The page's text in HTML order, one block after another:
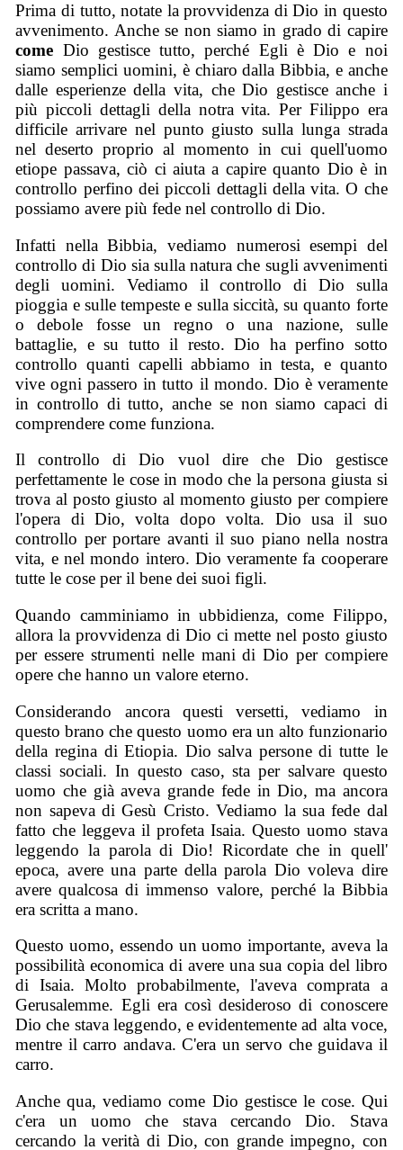
Prima di tutto, notate la provvidenza di Dio in questo
avvenimento. Anche se non siamo in grado di capire
come Dio gestisce tutto, perché Egli è Dio e noi
siamo semplici uomini, è chiaro dalla Bibbia, e anche
dalle esperienze della vita, che Dio gestisce anche i
più piccoli dettagli della notra vita. Per Filippo era
difficile arrivare nel punto giusto sulla lunga strada
nel deserto proprio al momento in cui quell'uomo
etiope passava, ciò ci aiuta a capire quanto Dio è in
controllo perfino dei piccoli dettagli della vita. O che
possiamo avere più fede nel controllo di Dio.
Infatti nella Bibbia, vediamo numerosi esempi del
controllo di Dio sia sulla natura che sugli avvenimenti
degli uomini. Vediamo il controllo di Dio sulla
pioggia e sulle tempeste e sulla siccità, su quanto forte
o debole fosse un regno o una nazione, sulle
battaglie, e su tutto il resto. Dio ha perfino sotto
controllo quanti capelli abbiamo in testa, e quanto
vive ogni passero in tutto il mondo. Dio è veramente
in controllo di tutto, anche se non siamo capaci di
comprendere come funziona.
Il controllo di Dio vuol dire che Dio gestisce
perfettamente le cose in modo che la persona giusta si
trova al posto giusto al momento giusto per compiere
l'opera di Dio, volta dopo volta. Dio usa il suo
controllo per portare avanti il suo piano nella nostra
vita, e nel mondo intero. Dio veramente fa cooperare
tutte le cose per il bene dei suoi figli.
Quando camminiamo in ubbidienza, come Filippo,
allora la provvidenza di Dio ci mette nel posto giusto
per essere strumenti nelle mani di Dio per compiere
opere che hanno un valore eterno.
Considerando ancora questi versetti, vediamo in
questo brano che questo uomo era un alto funzionario
della regina di Etiopia. Dio salva persone di tutte le
classi sociali. In questo caso, sta per salvare questo
uomo che già aveva grande fede in Dio, ma ancora
non sapeva di Gesù Cristo. Vediamo la sua fede dal
fatto che leggeva il profeta Isaia. Questo uomo stava
leggendo la parola di Dio! Ricordate che in quell'
epoca, avere una parte della parola Dio voleva dire
avere qualcosa di immenso valore, perché la Bibbia
era scritta a mano.
Questo uomo, essendo un uomo importante, aveva la
possibilità economica di avere una sua copia del libro
di Isaia. Molto probabilmente, l'aveva comprata a
Gerusalemme. Egli era così desideroso di conoscere
Dio che stava leggendo, e evidentemente ad alta voce,
mentre il carro andava. C'era un servo che guidava il
carro.
Anche qua, vediamo come Dio gestisce le cose. Qui
c'era un uomo che stava cercando Dio. Stava
cercando la verità di Dio, con grande impegno, con